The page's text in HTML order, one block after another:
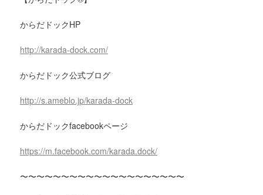
からだドックHP
http://karada-dock.com/
からだドック公式ブログ
http://s.ameblo.jp/karada-dock
からだドックfacebookページ
https://m.facebook.com/karada.dock/
〜〜〜〜〜〜〜〜〜〜〜〜〜〜〜〜〜〜〜〜